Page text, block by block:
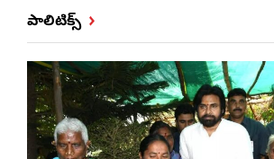
పాలిటిక్స్